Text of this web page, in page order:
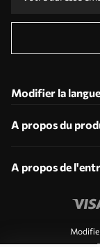
Modifier la langue
A propos du
A propos de